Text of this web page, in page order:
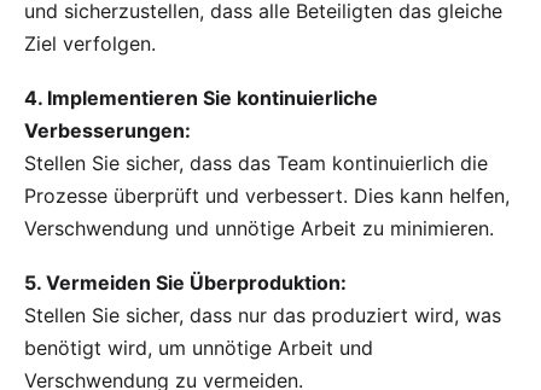
und sicherzustellen, dass alle Beteiligten das gleiche
Ziel verfolgen.
4. Implementieren Sie kontinuierliche
Verbesserungen:
Stellen Sie sicher, dass das Team kontinuierlich die
Prozesse überprüft und verbessert. Dies kann helfen,
Verschwendung und unnötige Arbeit zu minimieren.
5. Vermeiden Sie Überproduktion:
Stellen Sie sicher, dass nur das produziert wird, was
benötigt wird, um unnötige Arbeit und
Verschwendung zu vermeiden.